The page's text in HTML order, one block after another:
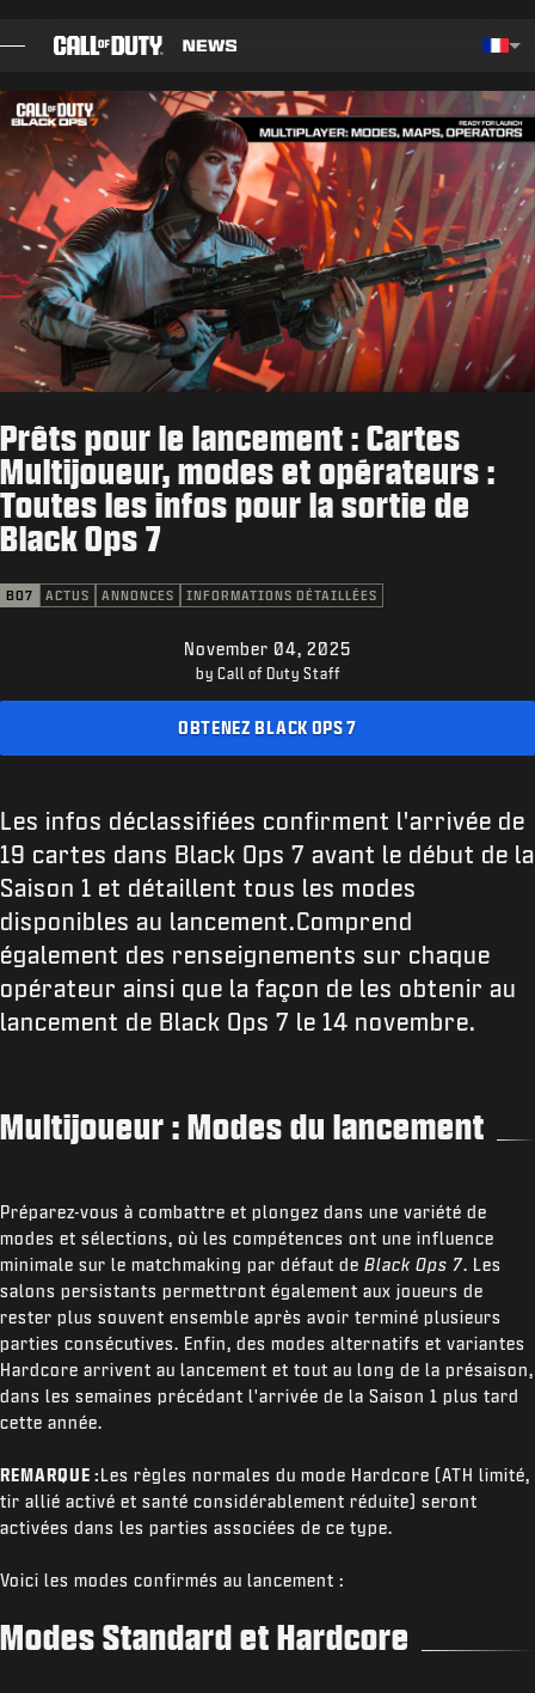
BILLET
GUIDES
NOTES DE CORRECTIF
JEUX
BOUTIQUE
ESPORT
ASSISTANCE
XBOX GAME PASS
S'INSCRIRE
Prêts pour le lancement : Cartes
Multijoueur, modes et opérateurs :
Toutes les infos pour la sortie de
Black Ops 7
BO7 ACTUS ANNONCES INFORMATIONS DÉTAILLÉES
November 04, 2025
by Call of Duty Staff
OBTENEZ BLACK OPS 7
Les infos déclassifiées confirment l'arrivée de
19 cartes dans Black Ops 7 avant le début de la
Saison 1 et détaillent tous les modes
disponibles au lancement.Comprend
également des renseignements sur chaque
opérateur ainsi que la façon de les obtenir au
lancement de Black Ops 7 le 14 novembre.
Multijoueur : Modes du lancement
Préparez-vous à combattre et plongez dans une variété de
modes et sélections, où les compétences ont une influence
minimale sur le matchmaking par défaut de Black Ops 7. Les
salons persistants permettront également aux joueurs de
rester plus souvent ensemble après avoir terminé plusieurs
parties consécutives. Enfin, des modes alternatifs et variantes
Hardcore arrivent au lancement et tout au long de la présaison,
dans les semaines précédant l'arrivée de la Saison 1 plus tard
cette année.
REMARQUE : Les règles normales du mode Hardcore (ATH limité,
tir allié activé et santé considérablement réduite) seront
activées dans les parties associées de ce type.
Voici les modes confirmés au lancement :
Modes Standard et Hardcore